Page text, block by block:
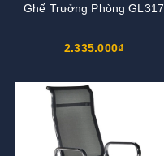
Ghế Trưởng Phòng GL317
2.335.000₫